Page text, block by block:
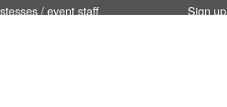
/ event staff
Sign up